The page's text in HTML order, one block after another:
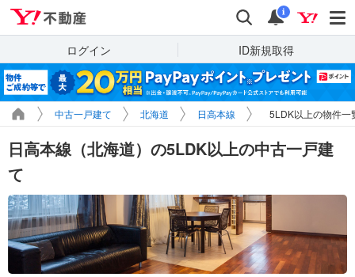
検索 通知
i
ログイン ID新規取得
中古一戸建て 北海道 日高本線 5LDK以上の物件一
日高本線（北海道）の5LDK以上の中古一戸建
て